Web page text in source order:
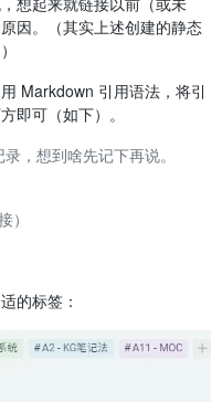
因。（其实上述创建的静态
Markdown 引用语法，将引
即可（如下）。
，想到啥先记下再说。
）
的标签：